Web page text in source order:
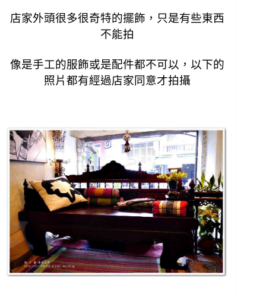
店家外頭很多很奇特的擺飾， 只是有些東西
不能拍
像是手工的服飾或是配件都不可以， 以下的
照片都有經過店家同意才拍攝